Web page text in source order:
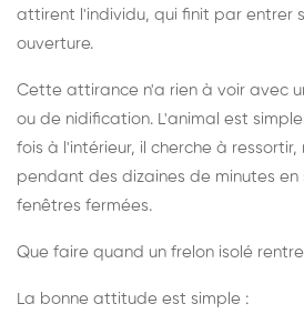
attirent l'individu, qui finit par entrer
ouverture.
Cette attirance n'a rien à voir avec
ou de nidification. L'animal est
fois à l'intérieur, il cherche à
pendant des dizaines de minutes
fenêtres fermées.
Que faire quand un frelon isolé
La bonne attitude est simple :